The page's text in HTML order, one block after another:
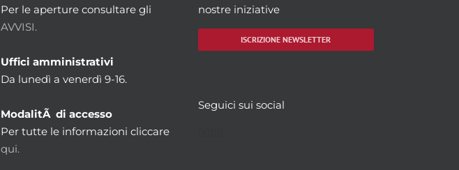
Per le aperture consultare gli
AVVISI.
Uffici amministrativi
Da lunedì a venerdì 9-16.
ModalitÃ di accesso
Per tutte le informazioni cliccare
qui.
nostre iniziative
ISCRIZIONE NEWSLETTER
Seguici sui social